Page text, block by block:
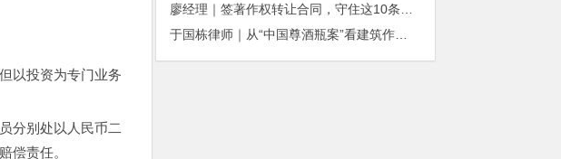
以投资为专门业务
分别处以人民币二
偿责任。
于国栋律师｜从“中国尊酒瓶案”看建筑作品著作权保护的司法边界与商用合规